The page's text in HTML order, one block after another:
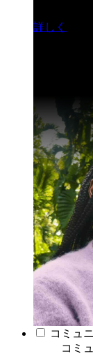
詳しく
コミュ
コミ